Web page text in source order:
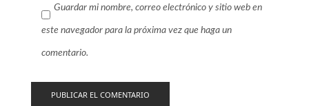
Guardar mi nombre, correo electrónico y sitio web en
este navegador para la próxima vez que haga un
comentario.